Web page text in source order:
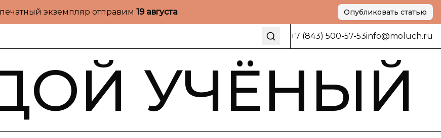
экземпляр отправим 19 августа Опубликовать статью
+7 (843) 500-57-53info@moluch.ru
УЧЁНЫЙ